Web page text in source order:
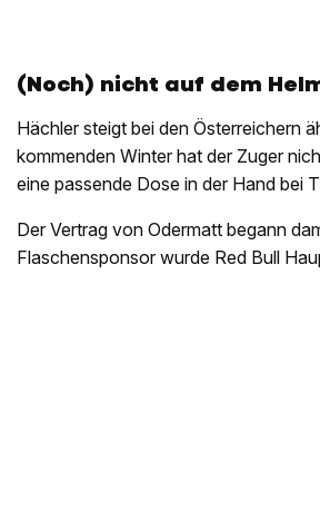
(Noch) nicht auf dem
Hächler steigt bei den Österreichern
kommenden Winter hat der Zuger
eine passende Dose in der Hand bei
Der Vertrag von Odermatt begann
Flaschensponsor wurde Red Bull